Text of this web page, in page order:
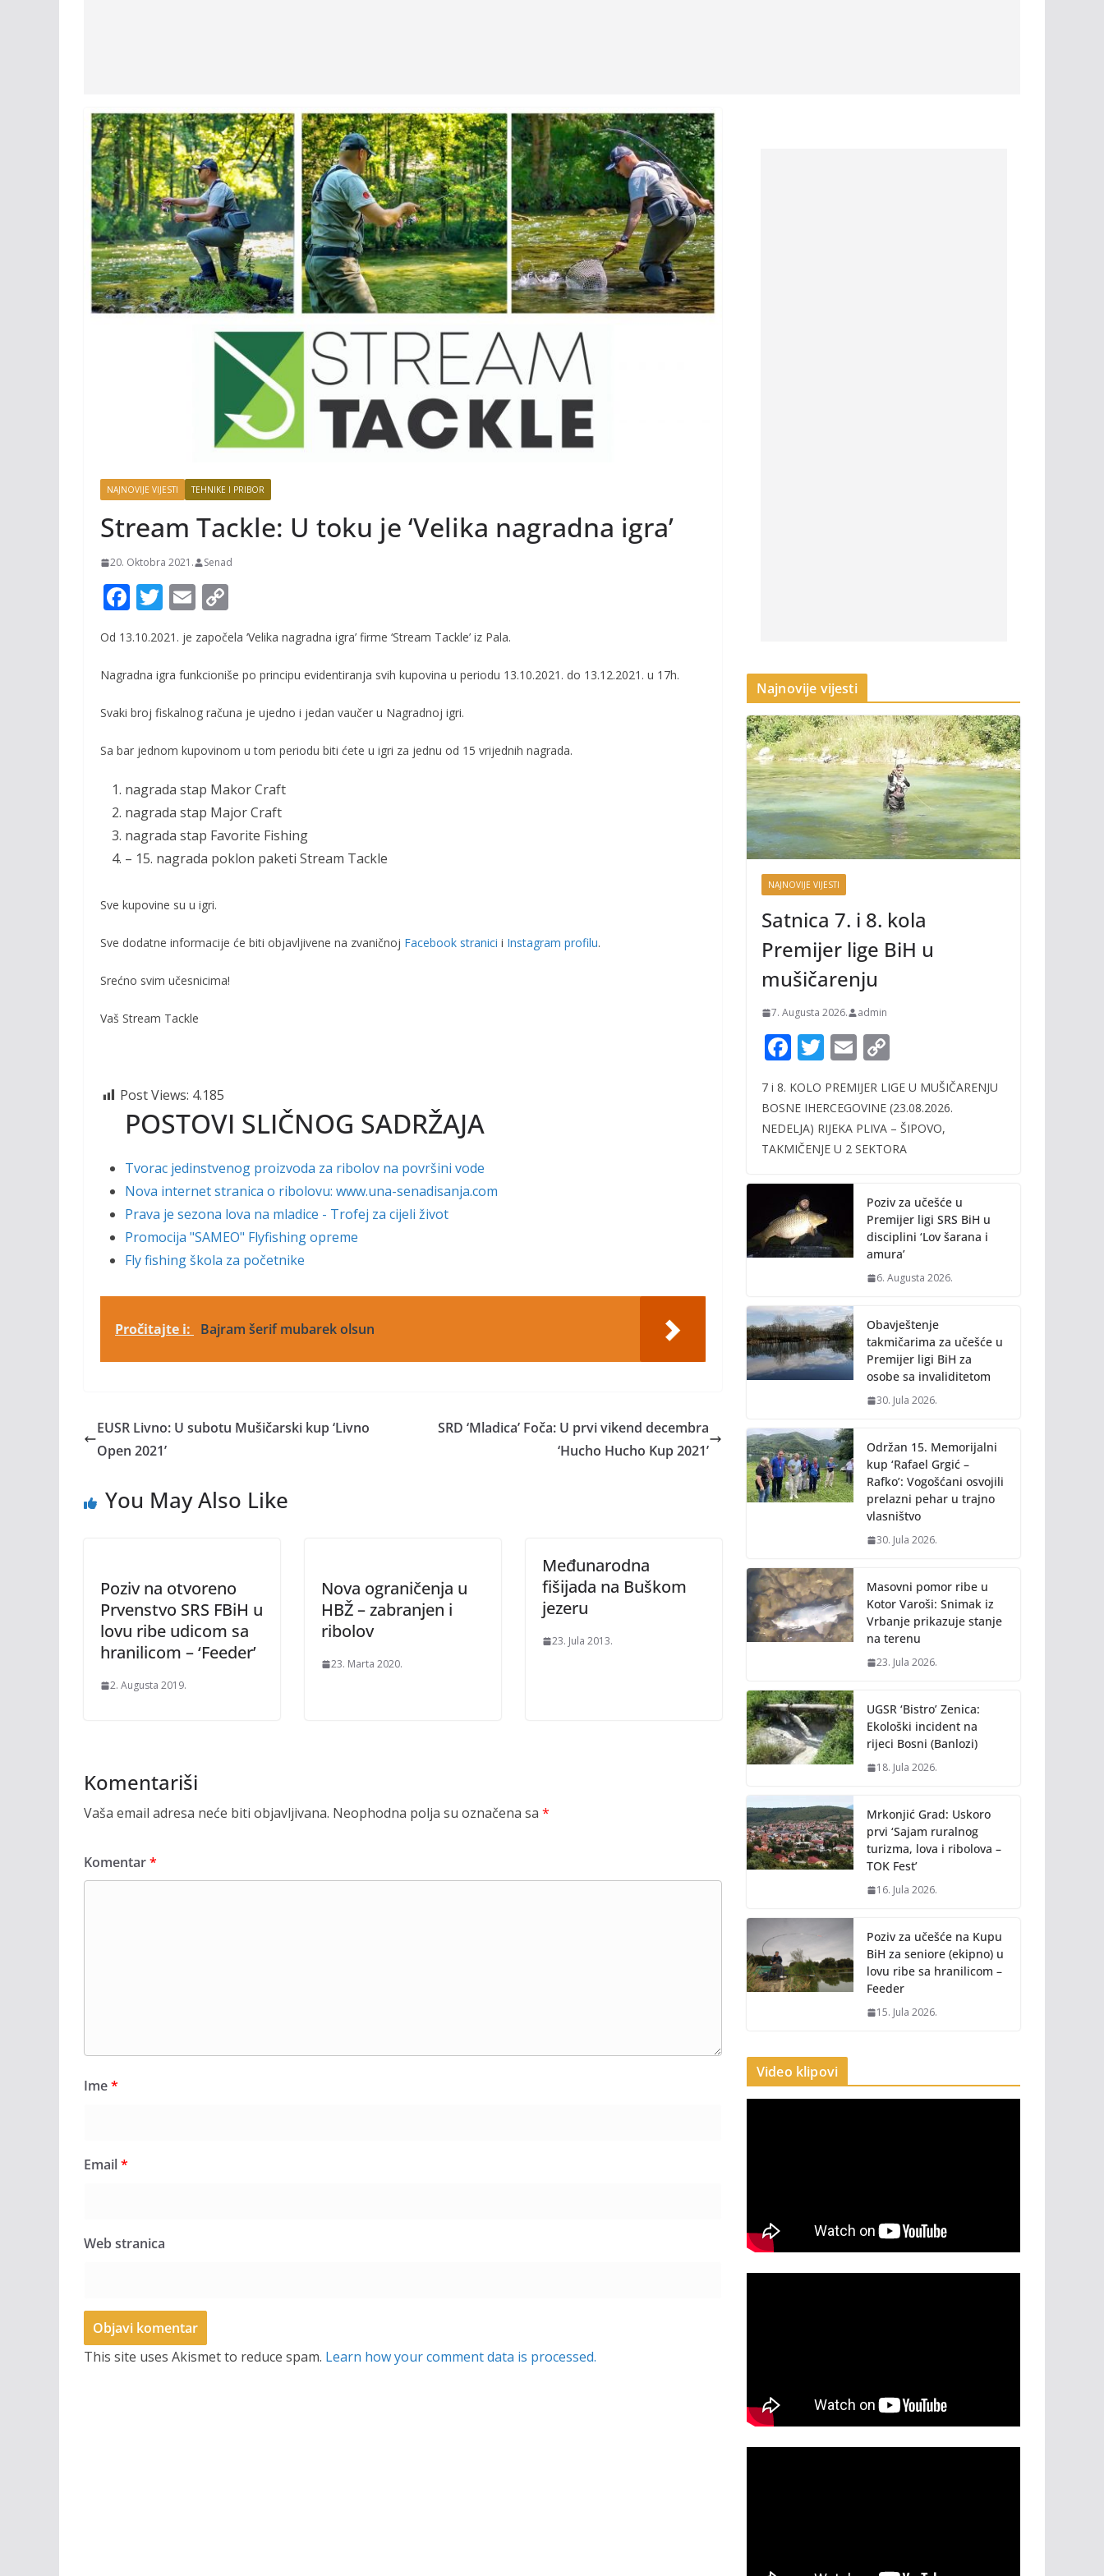
NAJNOVIJE VIJESTI TEHNIKE I PRIBOR
Stream Tackle: U toku je ‘Velika nagradna igra’
20. Oktobra 2021. Senad
F
e
b
o
o
k
T
itt
er
E
ai
l
o
p
y
Li
n
k
Od 13.10.2021. je započela ‘Velika nagradna igra’ firme ‘Stream Tackle’ iz Pala.
Nagradna igra funkcioniše po principu evidentiranja svih kupovina u periodu 13.10.2021. do 13.12.2021. u 17h.
Svaki broj fiskalnog računa je ujedno i jedan vaučer u Nagradnoj igri.
Sa bar jednom kupovinom u tom periodu biti ćete u igri za jednu od 15 vrijednih nagrada.
nagrada stap Makor Craft
nagrada stap Major Craft
nagrada stap Favorite Fishing
– 15. nagrada poklon paketi Stream Tackle
Sve kupovine su u igri.
Sve dodatne informacije će biti objavljivene na zvaničnoj Facebook stranici i Instagram profilu.
Srećno svim učesnicima!
Vaš Stream Tackle
Post Views: 4.185
POSTOVI SLIČNOG SADRŽAJA
Tvorac jedinstvenog proizvoda za ribolov na površini vode
Nova internet stranica o ribolovu: www.una-senadisanja.com
Prava je sezona lova na mladice - Trofej za cijeli život
Promocija "SAMEO" Flyfishing opreme
Fly fishing škola za početnike
Pročitajte i: Bajram šerif mubarek olsun
EUSR Livno: U subotu Mušičarski kup ‘Livno
Open 2021’
SRD ‘Mladica’ Foča: U prvi vikend decembra
‘Hucho Hucho Kup 2021’
You May Also Like
Poziv na otvoreno
Prvenstvo SRS FBiH u
lovu ribe udicom sa
hranilicom – ‘Feeder’
2. Augusta 2019.
Nova ograničenja u
HBŽ – zabranjen i
ribolov
23. Marta 2020.
Međunarodna
fišijada na Buškom
jezeru
23. Jula 2013.
Komentariši
Vaša email adresa neće biti objavljivana. Neophodna polja su označena sa *
Komentar*
Ime*
Email*
Web stranica
This site uses Akismet to reduce spam. Learn how your comment data is processed.
Najnovije vijesti
NAJNOVIJE VIJESTI
Satnica 7. i 8. kola
Premijer lige BiH u
mušičarenju
7. Augusta 2026. admin
F
e
b
o
o
k
T
itt
er
E
ai
l
p
y
Li
k
7 i 8. KOLO PREMIJER LIGE U MUŠIČARENJU
BOSNE IHERCEGOVINE (23.08.2026.
NEDELJA) RIJEKA PLIVA – ŠIPOVO,
TAKMIČENJE U 2 SEKTORA
Poziv za učešće u
Premijer ligi SRS BiH u
disciplini ‘Lov šarana i
amura’
6. Augusta 2026.
Obavještenje
takmičarima za učešće u
Premijer ligi BiH za
osobe sa invaliditetom
30. Jula 2026.
Održan 15. Memorijalni
kup ‘Rafael Grgić –
Rafko’: Vogošćani osvojili
prelazni pehar u trajno
vlasništvo
30. Jula 2026.
Masovni pomor ribe u
Kotor Varoši: Snimak iz
Vrbanje prikazuje stanje
na terenu
23. Jula 2026.
UGSR ‘Bistro’ Zenica:
Ekološki incident na
rijeci Bosni (Banlozi)
18. Jula 2026.
Mrkonjić Grad: Uskoro
prvi ‘Sajam ruralnog
turizma, lova i ribolova –
TOK Fest’
16. Jula 2026.
Poziv za učešće na Kupu
BiH za seniore (ekipno) u
lovu ribe sa hranilicom –
Feeder
15. Jula 2026.
Video klipovi